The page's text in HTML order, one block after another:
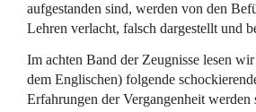
aufgestanden sind, werden von den
Lehren verlacht, falsch dargestellt und
Im achten Band der Zeugnisse lesen
dem Englischen) folgende
Erfahrungen der Vergangenheit